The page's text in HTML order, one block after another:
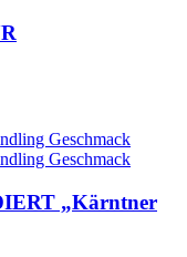
„Kärntner